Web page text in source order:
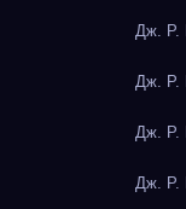
Дж. Р.
Дж. Р.
Дж. Р.
Дж. Р.